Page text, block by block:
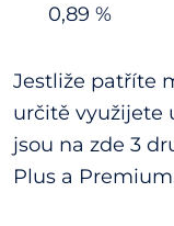
0,89 %
Jestliže patříte
určitě využijete
jsou na zde 3
Plus a